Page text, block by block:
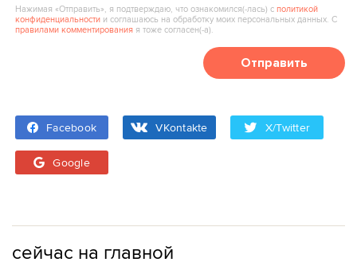
Нажимая «Отправить», я подтверждаю, что ознакомился(‑лась) сполитикой
конфиденциальности и соглашаюсь на обработку моих персональных данных. С
правилами комментирования я тоже согласен(‑а).
Отправить
Facebook VKontakte X/Twitter
Google
сейчас на главной